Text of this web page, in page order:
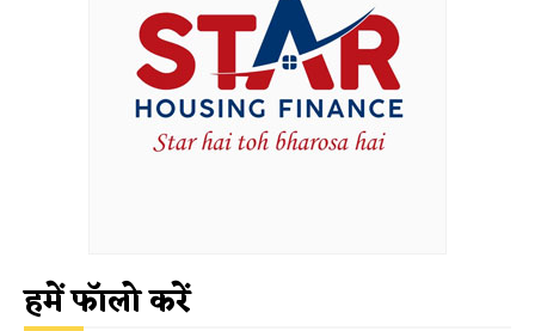
हमें फॉलो करें